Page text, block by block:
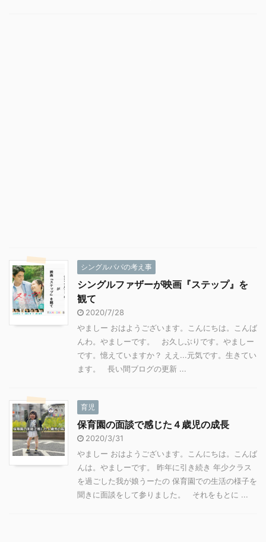
シングルパパの考え事
シングルファザーが映画『ステップ』を
観て
2020/7/28
やましー おはようございます。こんにちは。こんば
んわ。やましーです。 お久しぶりです。やましー
です。憶えていますか？ ええ...元気です。生きてい
ます。 長い間ブログの更新 ...
育児
保育園の面談で感じた４歳児の成長
2020/3/31
やましー おはようございます。こんにちは。こんば
んは。やましーです。 昨年に引き続き 年少クラス
を過ごした我が娘うーたの 保育園での生活の様子を
聞きに面談をして参りました。 それをもとに ...